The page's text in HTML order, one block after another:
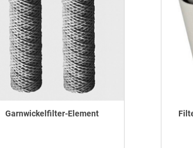
Garnwickelfilter-Element